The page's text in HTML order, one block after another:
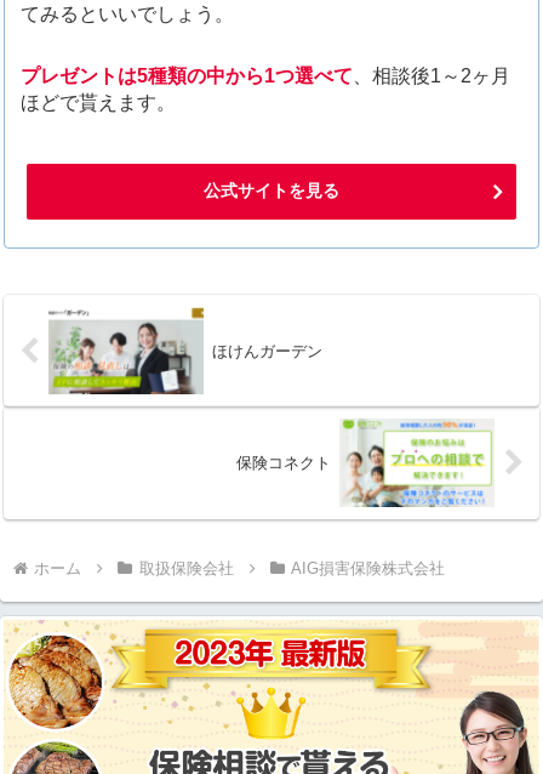
てみるといいでしょう。
プレゼントは5種類の中から1つ選べて 、相談後1～2ヶ月
ほどで貰えます。
公式サイトを見る
ほけんガーデン
保険コネクト
ホーム 取扱保険会社 AIG損害保険株式会社